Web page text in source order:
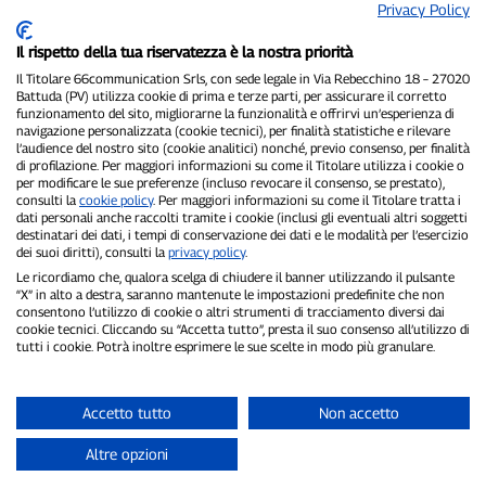
P300.it è una Testata Giornalistica indipendente
Registrazione numero 1/2021 del 1/2/2021 - Tribunale di Pavia
Proprietario ed editore:66communication Srls- P.IVA
02798890188
Direttore Responsabile: Alessandro Secchi- Vicedirettore:Federico
Benedusi
Privacy Policy- Cookie Policy
"Se è successo davvero, lo trovi su P300.it"
Copyright © P300.it 2012-2026
Privacy Policy
Il rispetto della tua riservatezza è la nostra priorità
Il Titolare 66communication Srls, con sede legale in Via Rebecchino 18 – 27020
Battuda (PV) utilizza cookie di prima e terze parti, per assicurare il corretto
funzionamento del sito, migliorarne la funzionalità e offrirvi un’esperienza di
navigazione personalizzata (cookie tecnici), per finalità statistiche e rilevare
l’audience del nostro sito (cookie analitici) nonché, previo consenso, per finalità
di profilazione. Per maggiori informazioni su come il Titolare utilizza i cookie o
per modificare le sue preferenze (incluso revocare il consenso, se prestato),
consulti la cookie policy. Per maggiori informazioni su come il Titolare tratta i
dati personali anche raccolti tramite i cookie (inclusi gli eventuali altri soggetti
destinatari dei dati, i tempi di conservazione dei dati e le modalità per l’esercizio
dei suoi diritti), consulti la privacy policy.
Le ricordiamo che, qualora scelga di chiudere il banner utilizzando il pulsante
“X” in alto a destra, saranno mantenute le impostazioni predefinite che non
consentono l’utilizzo di cookie o altri strumenti di tracciamento diversi dai
cookie tecnici. Cliccando su “Accetta tutto”, presta il suo consenso all’utilizzo di
tutti i cookie. Potrà inoltre esprimere le sue scelte in modo più granulare.
Accetto tutto Non accetto
Altre opzioni